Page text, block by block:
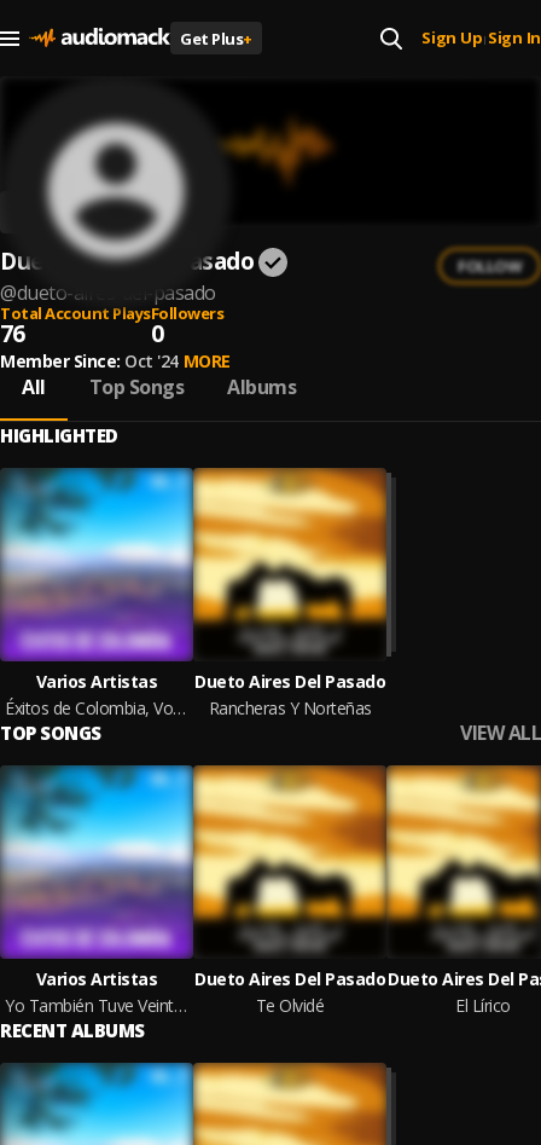
Get Plus+ Sign Up| Sign In
Dueto Aires Del Pasado
@dueto-aires-del-pasado
FOLLOW
Total Account Plays
76
Followers
0
Member Since: Oct '24 MORE
All Top Songs Albums
HIGHLIGHTED
Varios Artistas
Éxitos de Colombia, Vol. 2
Dueto Aires Del Pasado
Rancheras Y Norteñas
TOP SONGS VIEW ALL
Varios Artistas
Yo También Tuve Veinte Años
Dueto Aires Del Pasado
Te Olvidé
Dueto Aires Del
El Lírico
RECENT ALBUMS